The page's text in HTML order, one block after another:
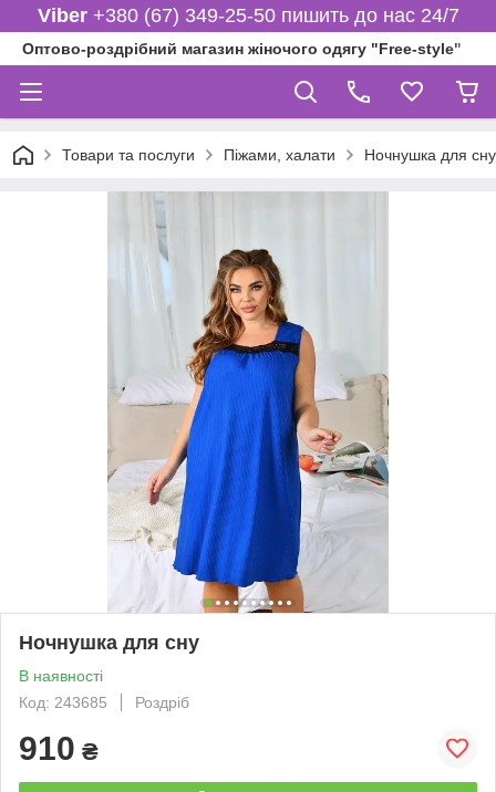
Viber+380 (67) 349-25-50 пишить до нас 24/7
Оптово-роздрібний магазин жіночого одягу "Free-style"
Товари та послуги Піжами, халати Ночнушка для сну
Ночнушка для сну
В наявності
Код: 243685
Роздріб
910 ₴